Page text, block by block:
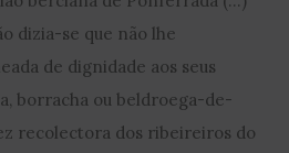
dizia-se que não lhe
de dignidade aos seus
borracha ou beldroega-de-
recolectora dos ribeireiros do